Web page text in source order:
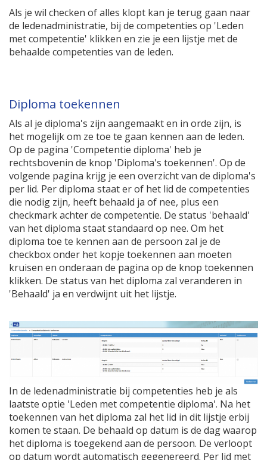
Als je wil checken of alles klopt kan je terug gaan naar
de ledenadministratie, bij de competenties op 'Leden
met competentie' klikken en zie je een lijstje met de
behaalde competenties van de leden.
Diploma toekennen
Als al je diploma's zijn aangemaakt en in orde zijn, is
het mogelijk om ze toe te gaan kennen aan de leden.
Op de pagina 'Competentie diploma' heb je
rechtsbovenin de knop 'Diploma's toekennen'. Op de
volgende pagina krijg je een overzicht van de diploma's
per lid. Per diploma staat er of het lid de competenties
die nodig zijn, heeft behaald ja of nee, plus een
checkmark achter de competentie. De status 'behaald'
van het diploma staat standaard op nee. Om het
diploma toe te kennen aan de persoon zal je de
checkbox onder het kopje toekennen aan moeten
kruisen en onderaan de pagina op de knop toekennen
klikken. De status van het diploma zal veranderen in
'Behaald' ja en verdwijnt uit het lijstje.
In de ledenadministratie bij competenties heb je als
laatste optie 'Leden met competentie diploma'. Na het
toekennen van het diploma zal het lid in dit lijstje erbij
komen te staan. De behaald op datum is de dag waarop
het diploma is toegekend aan de persoon. De verloopt
op datum wordt automatisch gegenereerd. Per lid met